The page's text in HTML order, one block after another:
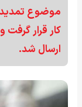
موضوع تمدید
کار قرار گرفت
ارسال شد.